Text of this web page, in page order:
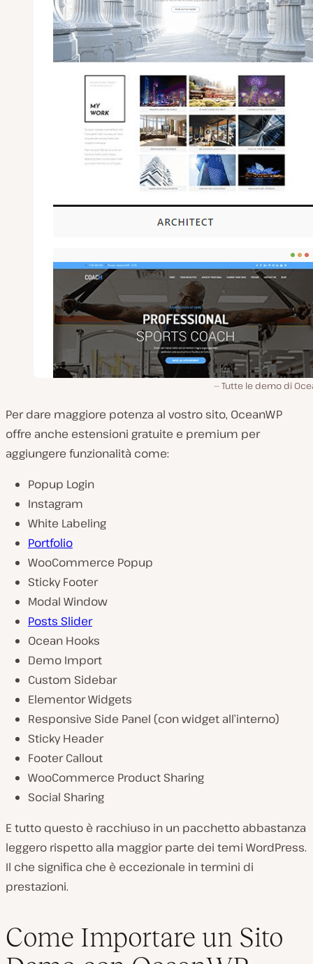
Tutte le demo di
Per dare maggiore potenza al vostro sito, OceanWP
offre anche estensioni gratuite e premium per
aggiungere funzionalità come:
Popup Login
Instagram
White Labeling
Portfolio
WooCommerce Popup
Sticky Footer
Modal Window
Posts Slider
Ocean Hooks
Demo Import
Custom Sidebar
Elementor Widgets
Responsive Side Panel (con widget all’interno)
Sticky Header
Footer Callout
WooCommerce Product Sharing
Social Sharing
E tutto questo è racchiuso in un pacchetto abbastanza
leggero rispetto alla maggior parte dei temi WordPress.
Il che significa che è eccezionale in termini di
prestazioni.
Come Importare un Sito